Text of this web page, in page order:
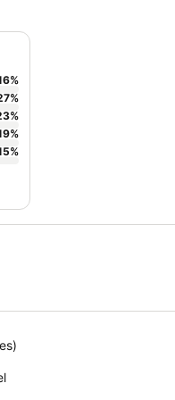
%
%
%
%
%